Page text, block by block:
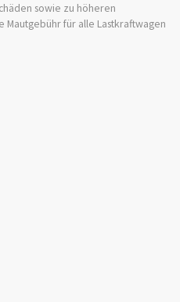
sowie zu höheren
Mautgebühr für alle Lastkraftwagen